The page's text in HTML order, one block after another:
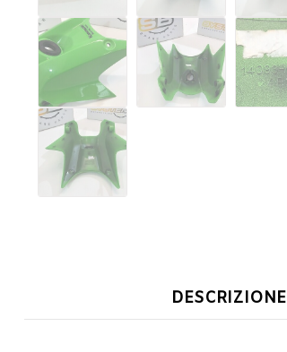
DESCRIZIONE